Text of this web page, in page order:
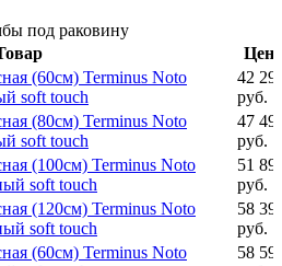
под раковину
Цена
(60см) Terminus Noto
soft touch
42
руб.
(80см) Terminus Noto
soft touch
47
руб.
(100см) Terminus Noto
soft touch
51
руб.
(120см) Terminus Noto
soft touch
58
руб.
(60см) Terminus Noto
58